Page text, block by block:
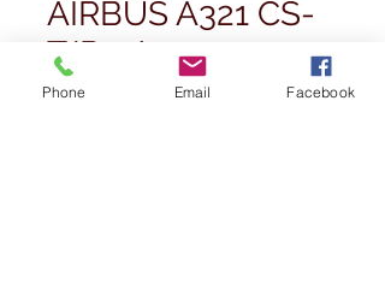
AIRBUS A321 CS-
TJR 1/400
59,99 £Pris
Phone Email Facebook